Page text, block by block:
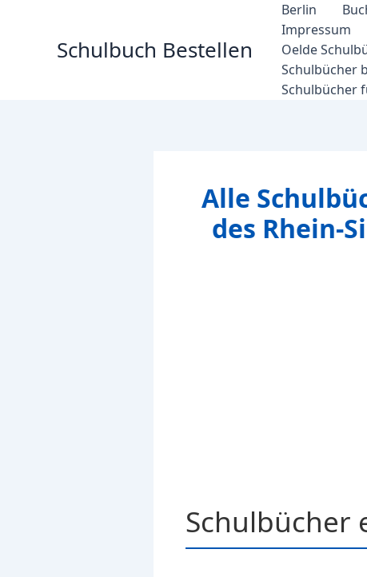
Schulbuch Bestellen
Berlin
Impressum
Oelde
Schulbücher
Schulbücher
Alle
des Rhein-
Schulbücher